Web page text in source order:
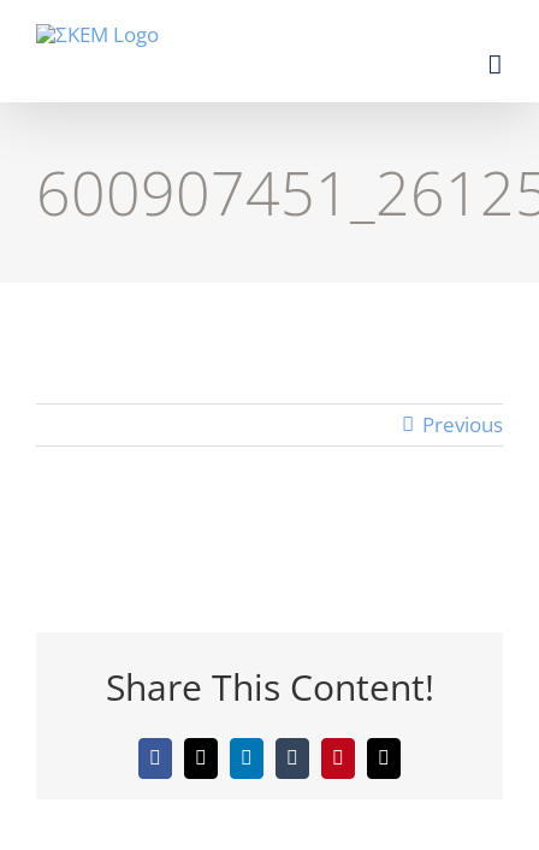
Skip
content
Previous
Share This Content!
FacebookTwitterLinkedInTumblrPinterestEmail